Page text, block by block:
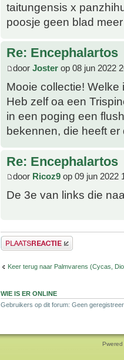
taitungensis x
poosje geen blad
Re: Encephalartos
door Joster op 08 jun 2022
Mooie collectie!
Heb zelf oa een
in een poging een
bekennen, die heeft
Re: Encephalartos
door Ricoz9 op 09 jun 2022
De 3e van links die
Plaats een reactie
Keer terug naar Palmvarens (Cycas,
WIE IS ER ONLINE
Gebruikers op dit forum: Geen